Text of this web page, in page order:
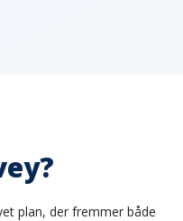
plan, der fremmer både